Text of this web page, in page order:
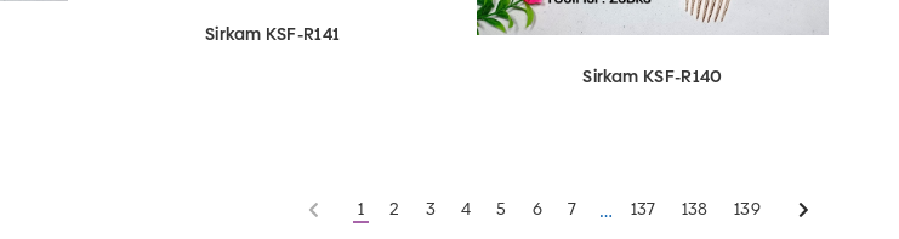
Sirkam KSF-R141
Sirkam KSF-R140
1 2 3 4 5 6 7 … 137 138 139